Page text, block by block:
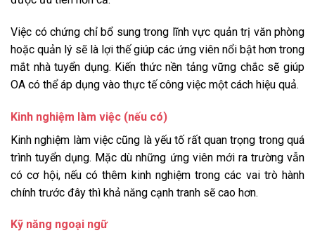
Việc có chứng chỉ bổ sung trong lĩnh vực quản trị văn phòng
hoặc quản lý sẽ là lợi thế giúp các ứng viên nổi bật hơn trong
mắt nhà tuyển dụng. Kiến thức nền tảng vững chắc sẽ giúp
OA có thể áp dụng vào thực tế công việc một cách hiệu quả.
Kinh nghiệm làm việc (nếu có)
Kinh nghiệm làm việc cũng là yếu tố rất quan trọng trong quá
trình tuyển dụng. Mặc dù những ứng viên mới ra trường vẫn
có cơ hội, nếu có thêm kinh nghiệm trong các vai trò hành
chính trước đây thì khả năng cạnh tranh sẽ cao hơn.
Kỹ năng ngoại ngữ